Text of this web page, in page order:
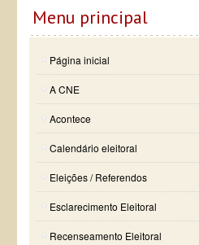
Menu principal
Página inicial
A CNE
Acontece
Calendário eleitoral
Eleições / Referendos
Esclarecimento Eleitoral
Recenseamento Eleitoral